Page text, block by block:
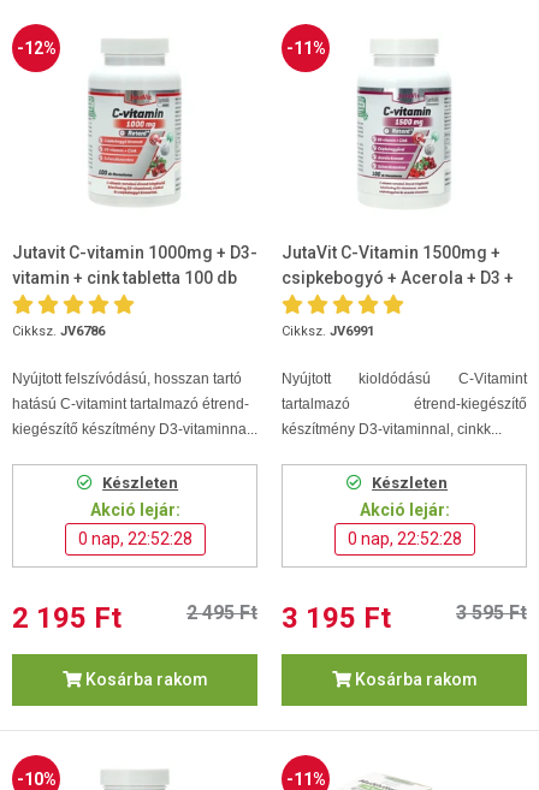
-12%
Jutavit C-vitamin 1000mg + D3-
vitamin + cink tabletta 100 db
Cikksz. JV6786
Nyújtott felszívódású, hosszan tartó
hatású C-vitamint tartalmazó étrend-
kiegészítő készítmény D3-vitaminna...
Készleten
Akció lejár:
0 nap, 22:52:27
2 195 Ft 2 495 Ft
Kosárba rakom
-11%
JutaVit C-Vitamin 1500mg +
csipkebogyó + Acerola + D3 +
Cink 100db
Cikksz. JV6991
Nyújtott kioldódású C-Vitamint
tartalmazó étrend-kiegészítő
készítmény D3-vitaminnal, cinkk...
Készleten
Akció lejár:
0 nap, 22:52:27
3 195 Ft 3 595 Ft
Kosárba rakom
-10% -11%